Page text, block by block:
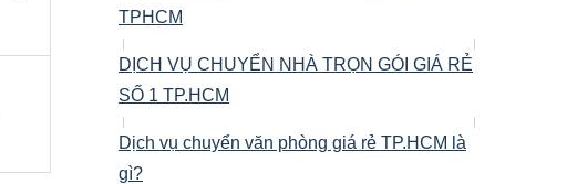
TPHCM
DỊCH VỤ CHUYỂN NHÀ TRỌN GÓI GIÁ RẺ
SỐ 1 TP.HCM
Dịch vụ chuyển văn phòng giá rẻ TP.HCM là
gì?